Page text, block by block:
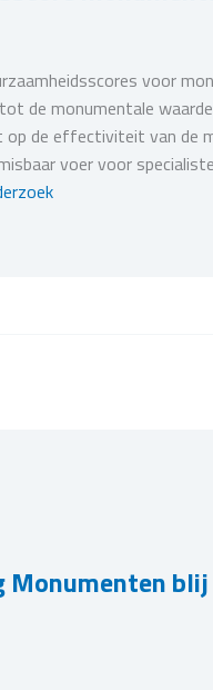
voor
de monumentale
de effectiviteit van de
voer voor
Monumenten